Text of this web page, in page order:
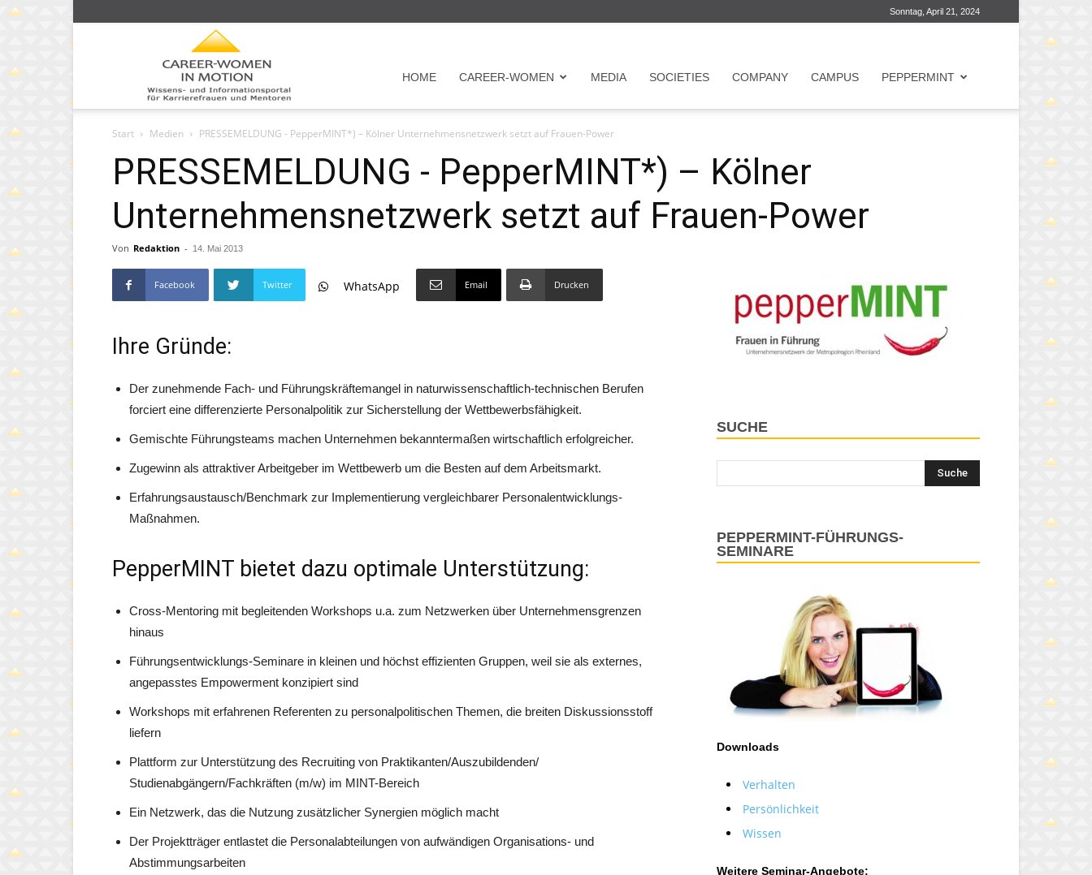
Sonntag, April 21, 2024
HOME CAREER-WOMEN MEDIA SOCIETIES COMPANY CAMPUS PEPPERMINT
Start Medien PRESSEMELDUNG - PepperMINT*) – Kölner Unternehmensnetzwerk setzt auf Frauen-Power
PRESSEMELDUNG - PepperMINT*) – Kölner
Unternehmensnetzwerk setzt auf Frauen-Power
Von Redaktion - 14. Mai 2013
Facebook Twitter WhatsApp Email Drucken
Ihre Gründe:
Der zunehmende Fach- und Führungskräftemangel in naturwissenschaftlich-technischen Berufen
forciert eine differenzierte Personalpolitik zur Sicherstellung der Wettbewerbsfähigkeit.
Gemischte Führungsteams machen Unternehmen bekanntermaßen wirtschaftlich erfolgreicher.
Zugewinn als attraktiver Arbeitgeber im Wettbewerb um die Besten auf dem Arbeitsmarkt.
Erfahrungsaustausch/Benchmark zur Implementierung vergleichbarer Personalentwicklungs-
Maßnahmen.
PepperMINT bietet dazu optimale Unterstützung:
Cross-Mentoring mit begleitenden Workshops u.a. zum Netzwerken über Unternehmensgrenzen
hinaus
Führungsentwicklungs-Seminare in kleinen und höchst effizienten Gruppen, weil sie als externes,
angepasstes Empowerment konzipiert sind
Workshops mit erfahrenen Referenten zu personalpolitischen Themen, die breiten Diskussionsstoff
liefern
Plattform zur Unterstützung des Recruiting von Praktikanten/Auszubildenden/
Studienabgängern/Fachkräften (m/w) im MINT-Bereich
Ein Netzwerk, das die Nutzung zusätzlicher Synergien möglich macht
Der Projektträger entlastet die Personalabteilungen von aufwändigen Organisations- und
Abstimmungsarbeiten
SUCHE
PEPPERMINT-FÜHRUNGS-
SEMINARE
Downloads
Verhalten
Persönlichkeit
Wissen
Weitere Seminar-Angebote: